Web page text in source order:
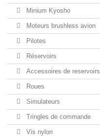
Minium Kyosho
Moteurs brushless avion
Pilotes
Réservoirs
Accessoires de reservoirs
Roues
Simulateurs
Tringles de commande
Vis nylon